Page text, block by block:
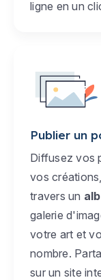
ligne en un
Publier un
Diffusez vos
vos
travers un
galerie
votre art et
nombre.
sur un site